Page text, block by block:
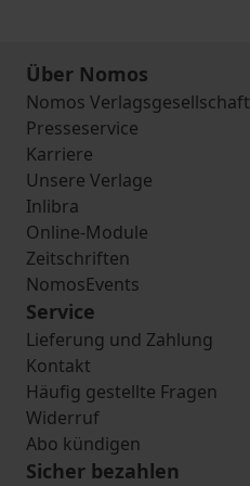
Über Nomos
Nomos Verlagsgesellschaft
Presseservice
Karriere
Unsere Verlage
Inlibra
Online-Module
Zeitschriften
NomosEvents
Service
Lieferung und Zahlung
Kontakt
Häufig gestellte Fragen
Widerruf
Abo kündigen
Sicher bezahlen